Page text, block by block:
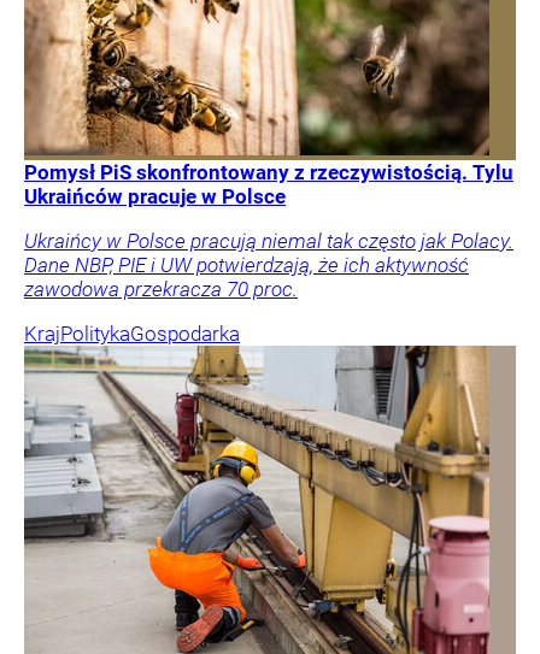
Pomysł PiS skonfrontowany z rzeczywistością. Tylu
Ukraińców pracuje w Polsce
Ukraińcy w Polsce pracują niemal tak często jak Polacy.
Dane NBP, PIE i UW potwierdzają, że ich aktywność
zawodowa przekracza 70 proc.
KrajPolitykaGospodarka